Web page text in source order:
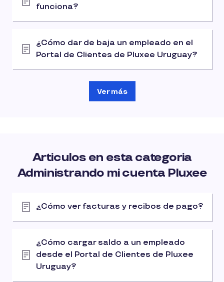
funciona?
¿Cómo dar de baja un empleado en el
Portal de Clientes de Pluxee Uruguay?
Ver más
Articulos en esta categoria
Administrando mi cuenta Pluxee
¿Cómo ver facturas y recibos de pago?
¿Cómo cargar saldo a un empleado
desde el Portal de Clientes de Pluxee
Uruguay?